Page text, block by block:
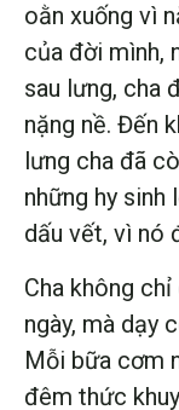
oằn xuống vì
của đời mình,
sau lưng, cha
nặng nề. Đến
lưng cha đã
những hy
dấu vết, vì nó
Cha không
ngày, mà dạy
Mỗi bữa cơm
đêm thức